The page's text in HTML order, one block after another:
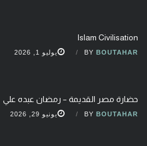
Islam Civilisation
BY BOUTAHAR يوليو 1, 2026
حضارة مصر القديمة – رمضان عبده علي
BY BOUTAHAR يونيو 29, 2026